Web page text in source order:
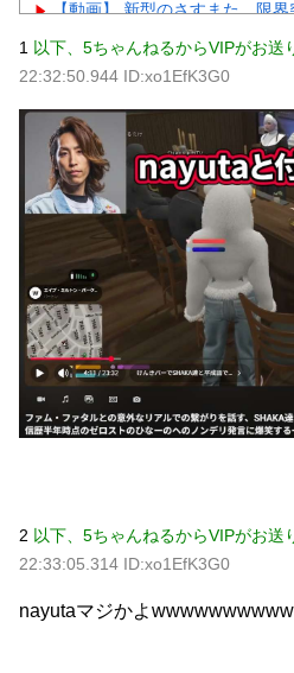
【動画】 新型のさすまた、限
ｗｗｗｗｗｗ NEW!
【画像】 ワイ「アルファードい
らもそう思うよな？？？？？
【続報】三山凌輝、花乃まり
民「もう何回目だよ」総ツッコミ
【物議】板倉滉”年収7億円”報
「もういい」の声もｗｗｗ
元AKB社長、22億円申告漏れ
パチンコ京楽産業に譲渡【ノース
元AKB社長、22億円申告漏れ
パチンコ京楽産業に譲渡【ノース
Powered by livedoor 相互RSS
1 以下、5ちゃんねるからVIPがお送
22:32:50.944 ID:xo1EfK3G0
2 以下、5ちゃんねるからVIPがお送
22:33:05.314 ID:xo1EfK3G0
nayutaマジかよ